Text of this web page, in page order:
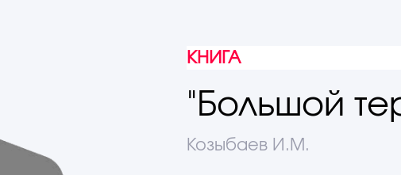
КНИГА
"Большой
Козыбаев И.М.